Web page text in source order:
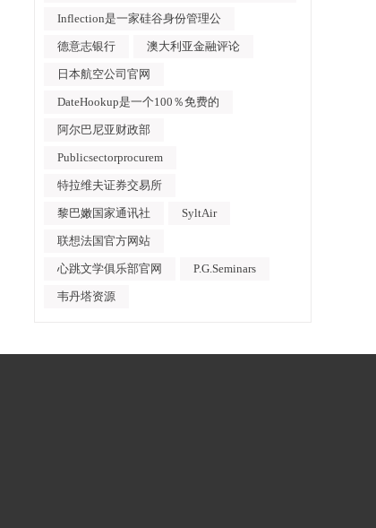
Inflection是一家硅谷身份管理公
德意志银行 澳大利亚金融评论
日本航空公司官网
DateHookup是一个100％免费的
阿尔巴尼亚财政部
Publicsectorprocurem
特拉维夫证券交易所
黎巴嫩国家通讯社 SyltAir
联想法国官方网站
心跳文学俱乐部官网 P.G.Seminars
韦丹塔资源